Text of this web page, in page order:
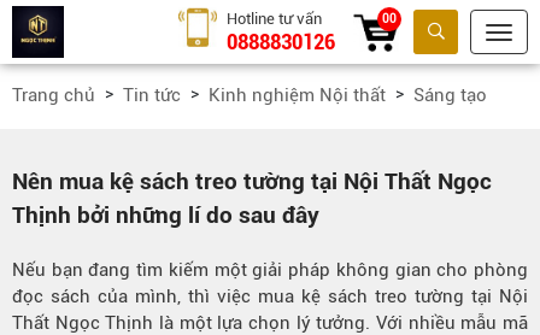
Tìm kiếm
Hotline tư vấn
0888830126
00
Trang chủ Tin tức Kinh nghiệm Nội thất Sáng tạo
Nên mua kệ sách treo tường tại Nội Thất Ngọc
Thịnh bởi những lí do sau đây
Nếu bạn đang tìm kiếm một giải pháp không gian cho phòng
đọc sách của mình, thì việc mua kệ sách treo tường tại Nội
Thất Ngọc Thịnh là một lựa chọn lý tưởng. Với nhiều mẫu mã